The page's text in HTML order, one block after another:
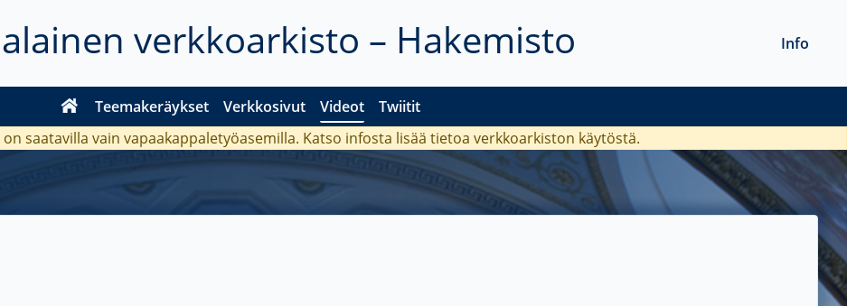
verkkoarkisto – Hakemisto
Teemakeräykset Verkkosivut Videot Twiitit
Info
saatavilla vain vapaakappaletyöasemilla. Katso infosta lisää tietoa verkkoarkiston käytöstä.